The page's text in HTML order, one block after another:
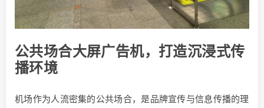
公共场合大屏广告机，打造沉浸式传
播环境
机场作为人流密集的公共场合，是品牌宣传与信息传播的理